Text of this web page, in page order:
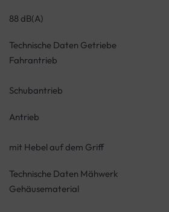
88 dB(A)
Technische Daten Getriebe
Fahrantrieb
Schubantrieb
Antrieb
mit Hebel auf dem Griff
Technische Daten Mähwerk
Gehäusematerial